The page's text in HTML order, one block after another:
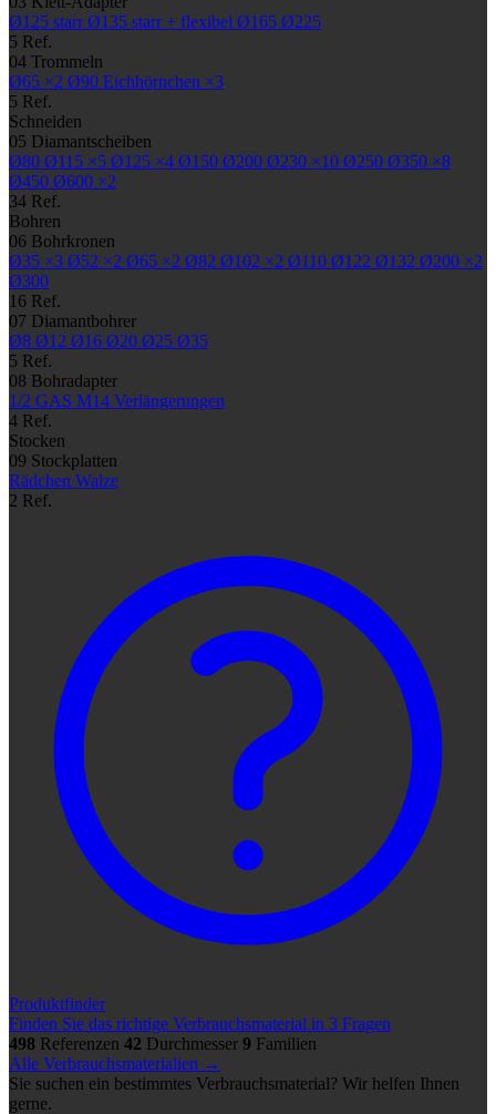
Ø125 starr Ø135 starr + flexibel Ø165 Ø225
5 Ref.
04 Trommeln
Ø65 ×2 Ø90 Eichhörnchen ×3
5 Ref.
Schneiden
05 Diamantscheiben
Ø80 Ø115 ×5 Ø125 ×4 Ø150 Ø200 Ø230 ×10 Ø250 Ø350 ×8
Ø450 Ø600 ×2
34 Ref.
Bohren
06 Bohrkronen
Ø35 ×3 Ø52 ×2 Ø65 ×2 Ø82 Ø102 ×2 Ø110 Ø122 Ø132 Ø200 ×2
Ø300
16 Ref.
07 Diamantbohrer
Ø8 Ø12 Ø16 Ø20 Ø25 Ø35
5 Ref.
08 Bohradapter
1/2 GAS M14 Verlängerungen
4 Ref.
Stocken
09 Stockplatten
Rädchen Walze
2 Ref.
Produktfinder
Finden Sie das richtige Verbrauchsmaterial in 3 Fragen
498 Referenzen 42 Durchmesser 9 Familien
Alle Verbrauchsmaterialien →
Sie suchen ein bestimmtes Verbrauchsmaterial? Wir helfen Ihnen
gerne.